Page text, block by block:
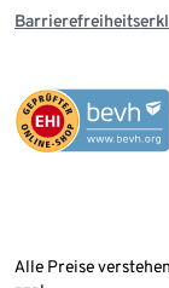
Alle Preise